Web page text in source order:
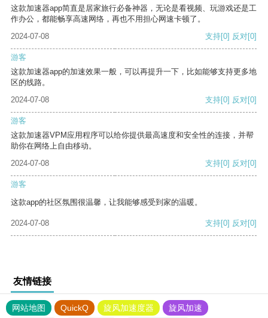
这款加速器app简直是居家旅行必备神器，无论是看视频、玩游戏还是工
作办公，都能畅享高速网络，再也不用担心网速卡顿了。
2024-07-08
支持[0] 反对[0]
游客
这款加速器app的加速效果一般，可以再提升一下，比如能够支持更多地
区的线路。
2024-07-08
支持[0] 反对[0]
游客
这款加速器VPM应用程序可以给你提供最高速度和安全性的连接，并帮
助你在网络上自由移动。
2024-07-08
支持[0] 反对[0]
游客
这款app的社区氛围很温馨，让我能够感受到家的温暖。
2024-07-08 支持[0] 反对[0]
友情链接
网站地图 QuickQ 旋风加速度器
旋风加速